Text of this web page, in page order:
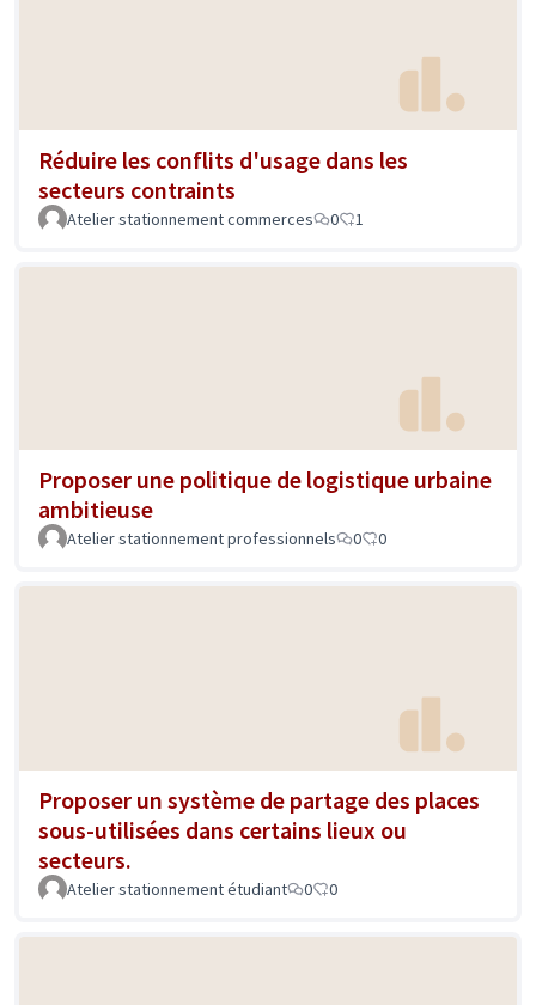
Réduire les conflits d'usage dans les
secteurs contraints
Atelier stationnement commerces 0 1
Proposer une politique de logistique urbaine
ambitieuse
Atelier stationnement professionnels 0 0
Proposer un système de partage des places
sous-utilisées dans certains lieux ou
secteurs.
Atelier stationnement étudiant 0 0